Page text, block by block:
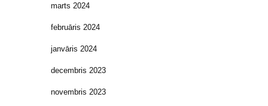
marts 2024
februāris 2024
janvāris 2024
decembris 2023
novembris 2023